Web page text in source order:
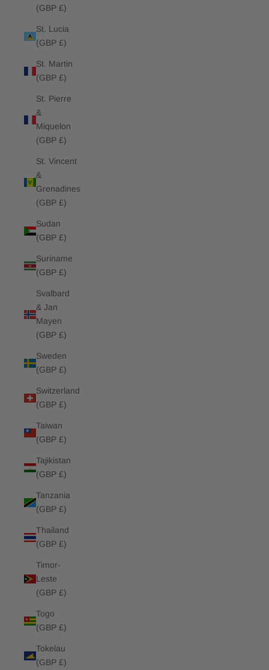
(GBP £)
St. Lucia
(GBP £)
St. Martin
(GBP £)
St. Pierre
&
Miquelon
(GBP £)
St. Vincent
&
Grenadines
(GBP £)
Sudan
(GBP £)
Suriname
(GBP £)
Svalbard
& Jan
Mayen
(GBP £)
Sweden
(GBP £)
Switzerland
(GBP £)
Taiwan
(GBP £)
Tajikistan
(GBP £)
Tanzania
(GBP £)
Thailand
(GBP £)
Timor-
Leste
(GBP £)
Togo
(GBP £)
Tokelau
(GBP £)